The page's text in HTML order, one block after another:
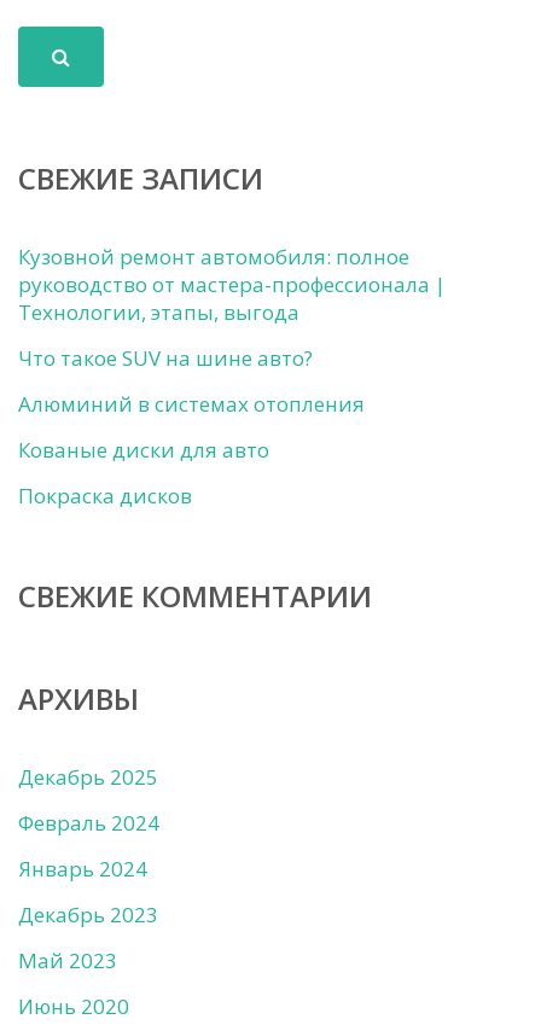
СВЕЖИЕ ЗАПИСИ
Кузовной ремонт автомобиля: полное
руководство от мастера-профессионала |
Технологии, этапы, выгода
Что такое SUV на шине авто?
Алюминий в системах отопления
Кованые диски для авто
Покраска дисков
СВЕЖИЕ КОММЕНТАРИИ
АРХИВЫ
Декабрь 2025
Февраль 2024
Январь 2024
Декабрь 2023
Май 2023
Июнь 2020